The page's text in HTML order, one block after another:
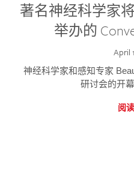
著名神经科学家
举办的
April
神经科学家和感知专家
研讨会的开
阅